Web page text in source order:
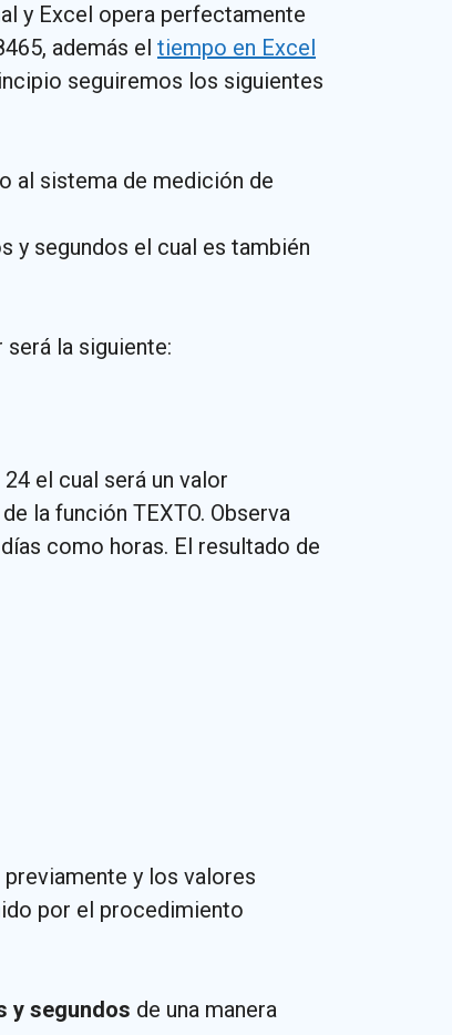
y Excel opera perfectamente
además el tiempo en Excel
seguiremos los siguientes
al sistema de medición de
y segundos el cual es también
la siguiente:
el cual será un valor
la función TEXTO. Observa
como horas. El resultado de
y los valores
por el procedimiento
y segundos de una manera